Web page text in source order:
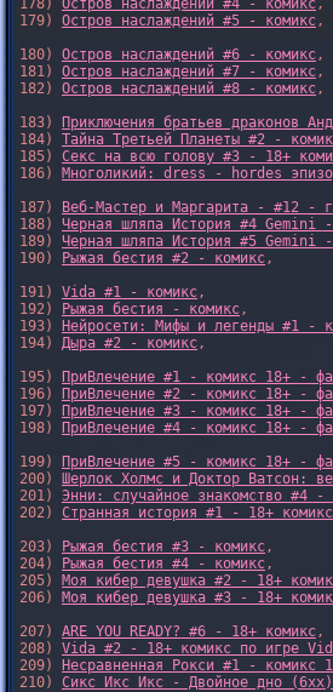
178) Остров наслаждений #4 - комикс,
179) Остров наслаждений #5 - комикс,
180) Остров наслаждений #6 - комикс,
181) Остров наслаждений #7 - комикс,
182) Остров наслаждений #8 - комикс,
183)
Приключения братьев драконов
184) Тайна Третьей Планеты #2 -
185) Секс на всю голову #3 - 18+
186) Многоликий: dress - hordes
187)
Веб-Мастер и Маргарита - #12 -
188) Черная шляпа История #4 Gemini
189) Черная шляпа История #5 Gemini
190)
Рыжая бестия #2 - комикс,
191) Vida #1 - комикс,
192)
Рыжая бестия - комикс,
193)
Нейросети: Мифы и легенды #1 -
194) Дыра #2 - комикс,
195)
ПриВлечение #1 - комикс 18+ -
196)
ПриВлечение #2 - комикс 18+ -
197)
ПриВлечение #3 - комикс 18+ -
198)
ПриВлечение #4 - комикс 18+ -
199)
ПриВлечение #5 - комикс 18+ -
200) Шерлок Холмс и Доктор Ватсон:
201) Энни: случайное знакомство #4 -
202) Странная история #1 - 18+ комикс
203)
Рыжая бестия #3 - комикс,
204)
Рыжая бестия #4 - комикс,
205) Моя кибер девушка #2 - 18+
206) Моя кибер девушка #3 - 18+
207) ARE YOU READY? #6 - 18+ комикс,
208) Vida #2 - 18+ комикс по игре
209)
Несравненная Рокси #1 - комикс
210) Сикс Икс Икс - Двойное дно